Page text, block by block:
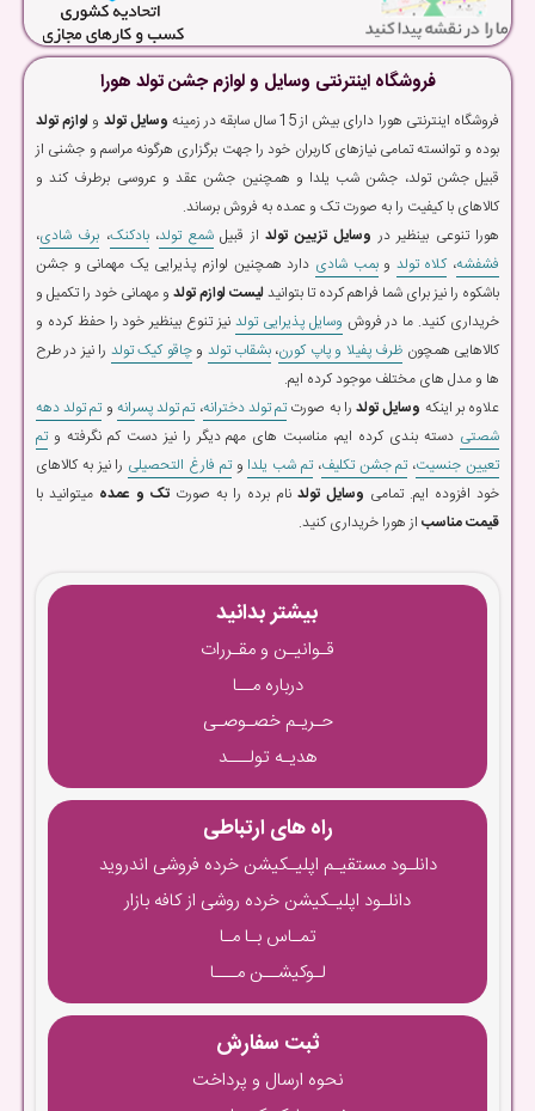
فروشگاه اینترنتی وسایل و لوازم جشن تولد هورا
فروشگاه اینترنتی هورا دارای بیش از 15 سال سابقه در زمینه وسایل تولد و لوازم تولد
بوده و توانسته تمامی نیازهای کاربران خود را جهت برگزاری هرگونه مراسم و جشنی از
قبیل جشن تولد، جشن شب یلدا و همچنین جشن عقد و عروسی برطرف کند و
کالاهای با کیفیت را به صورت تک و عمده به فروش برساند.
هورا تنوعی بینظیر در وسایل تزیین تولداز قبیلشمع تولد،بادکنک، برف شادی،
فشفشه،کلاه تولد وبمب شادی دارد همچنین لوازم پذیرایی یک مهمانی و جشن
باشکوه را نیز برای شما فراهم کرده تا بتوانیدلیست لوازم تولد و مهمانی خود را تکمیل و
خریداری کنید. ما در فروش وسایل پذیرایی تولد نیز تنوع بینظیر خود را حفظ کرده و
کالاهایی همچون ظرف پفیلا و پاپ کورن،بشقاب تولد وچاقو کیک تولد را نیز در طرح
ها و مدل های مختلف موجود کرده ایم.
علاوه بر اینکه وسایل تولدرا به صورتتم تولد دخترانه،تم تولد پسرانه وتم تولد دهه
شصتی دسته بندی کرده ایم، مناسبت های مهم دیگر را نیز دست کم نگرفته وتم
تعیین جنسیت،تم جشن تکلیف،تم شب یلدا وتم فارغ التحصیلی را نیز به کالاهای
خود افزوده ایم. تمامی وسایل تولد نام برده را به صورت تک و عمده میتوانید با
قیمت مناسب از هورا خریداری کنید.
بیشتر بدانید
قـوانیـن و مقـررات
درباره مــا
حـریـم خصـوصـی
هدیـه تولـــد
راه های ارتباطی
دانلـود مستقیـم اپلیـکیشن خرده فروشی اندروید
دانلـود اپلیـکیشن خرده روشی از کافه بازار
تمـاس بـا مـا
لـوکیشــن مـــا
ثبت سفارش
نحوه ارسال و پرداخت